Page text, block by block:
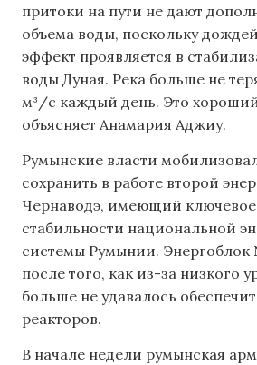
притоки на пути не дают
объема воды, поскольку
эффект проявляется в
воды Дуная. Река больше не
м³/с каждый день. Это
объясняет Анамария Аджиу.
Румынские власти
сохранить в работе второй
Чернаводэ, имеющий ключевое
стабильности национальной
системы Румынии. Энергоблок
после того, как из-за низкого
больше не удавалось
реакторов.
В начале недели румынская